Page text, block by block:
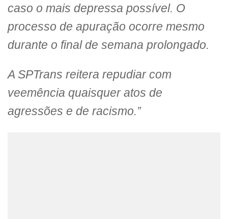
caso o mais depressa possível. O
processo de apuração ocorre mesmo
durante o final de semana prolongado.
A SPTrans reitera repudiar com
veemência quaisquer atos de
agressões e de racismo.”